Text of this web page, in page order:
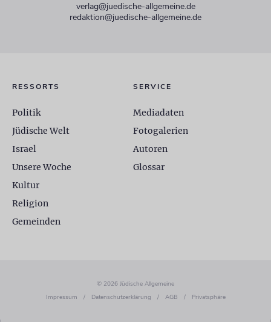
verlag@juedische-allgemeine.de
redaktion@juedische-allgemeine.de
RESSORTS
Politik
Jüdische Welt
Israel
Unsere Woche
Kultur
Religion
Gemeinden
SERVICE
Mediadaten
Fotogalerien
Autoren
Glossar
© 2026 Jüdische Allgemeine
Impressum
/ Datenschutzerklärung / AGB / Privatsphäre